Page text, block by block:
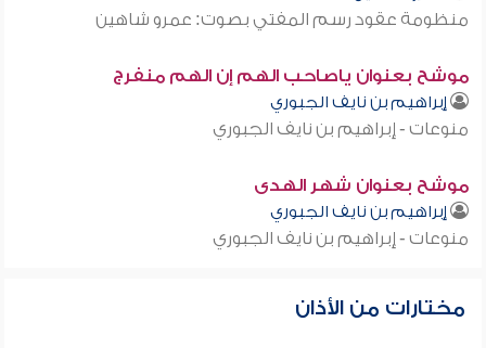
منظومة عقود رسم المفتي بصوت: عمرو شاهين
موشح بعنوان ياصاحب الهم إن الهم منفرج
إبراهيم بن نايف الجبوري
منوعات - إبراهيم بن نايف الجبوري
موشح بعنوان شهر الهدى
إبراهيم بن نايف الجبوري
منوعات - إبراهيم بن نايف الجبوري
مختارات من الأذان